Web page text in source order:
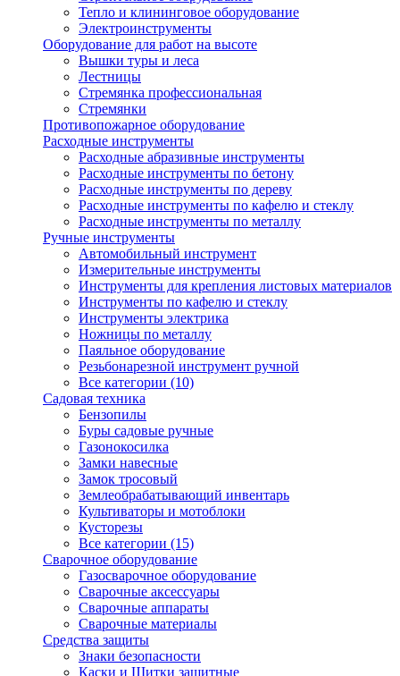
Тепло и клининговое оборудование
Электроинструменты
Оборудование для работ на высоте
Вышки туры и леса
Лестницы
Стремянка профессиональная
Стремянки
Противопожарное оборудование
Расходные инструменты
Расходные абразивные инструменты
Расходные инструменты по бетону
Расходные инструменты по дереву
Расходные инструменты по кафелю и стеклу
Расходные инструменты по металлу
Ручные инструменты
Автомобильный инструмент
Измерительные инструменты
Инструменты для крепления листовых материалов
Инструменты по кафелю и стеклу
Инструменты электрика
Ножницы по металлу
Паяльное оборудование
Резьбонарезной инструмент ручной
Все категории (10)
Садовая техника
Бензопилы
Буры садовые ручные
Газонокосилка
Замки навесные
Замок тросовый
Землеобрабатывающий инвентарь
Культиваторы и мотоблоки
Кусторезы
Все категории (15)
Сварочное оборудование
Газосварочное оборудование
Сварочные аксессуары
Сварочные аппараты
Сварочные материалы
Средства защиты
Знаки безопасности
Каски и Щитки защитные